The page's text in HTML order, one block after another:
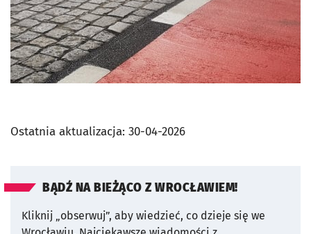
Ostatnia aktualizacja: 30-04-2026
BĄDŹ NA BIEŻĄCO Z WROCŁAWIEM!
Kliknij „obserwuj”, aby wiedzieć, co dzieje się we